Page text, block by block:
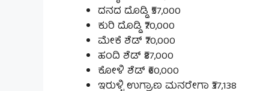
ದನದ ದೊಡ್ಡಿ ₹57,000
ಕುರಿ ದೊಡ್ಡಿ ₹70,000
ಮೇಕೆ ಶೆಡ್ ₹70,000
ಹಂದಿ ಶೆಡ್ ₹87,000
ಕೋಳಿ ಶೆಡ್ ₹60,000
ಇರುಳ್ಳಿ ಉಗ್ರಾಣ ಮನರೇಗಾ ₹37,138